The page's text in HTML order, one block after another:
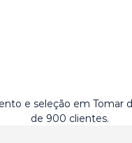
e seleção em Tomar
de 900 clientes.